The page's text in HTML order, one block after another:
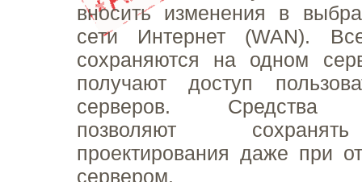
вносить изменения в
сети Интернет (WAN).
сохраняются на одном
получают доступ
серверов. Средства
позволяют
проектирования даже при
сервером.